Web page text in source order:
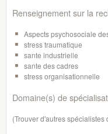
Renseignement sur la
Aspects psychosociale
stress traumatique
sante industrielle
sante des cadres
stress organisationnelle
Domaine(s) de
(Trouver d'autres spécialistes